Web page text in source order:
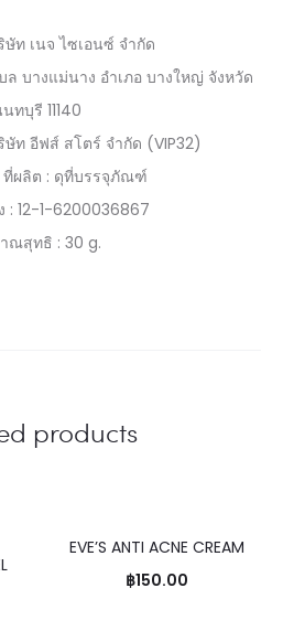
ท เนจ ไซเอนซ์ จำกัด
ล บางแม่นาง อำเภอ บางใหญ่ จังหวัด
ทบุรี 11140
ท อีฟส์ สโตร์ จำกัด (VIP32)
ที่ผลิต : ดุที่บรรจุภัณฑ์
: 12-1-6200036867
ณสุทธิ : 30 g.
products
EVE’S ANTI ACNE CREAM
฿150.00